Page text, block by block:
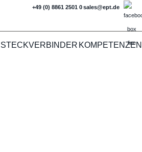
+49 (0) 8861 2501 0sales@ept.de
STECKVERBINDER KOMPETENZEN